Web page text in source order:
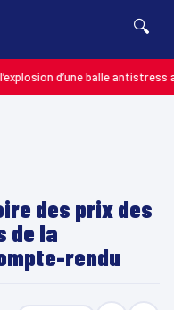
🔍
balle antistress achetée
des prix des
de la
rendu